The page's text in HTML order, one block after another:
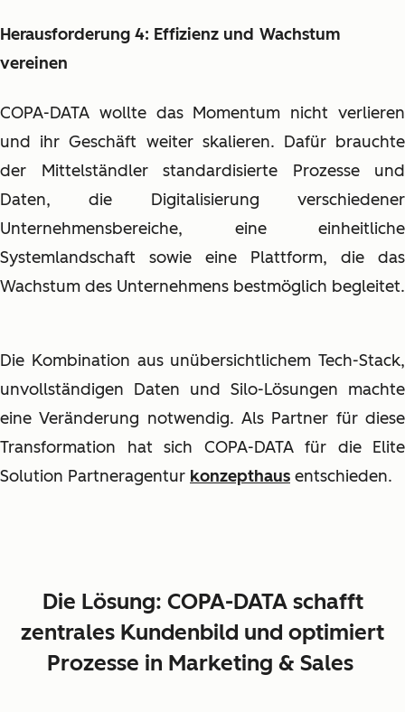
Herausforderung 4: Effizienz und Wachstum
vereinen
COPA-DATA wollte das Momentum nicht verlieren
und ihr Geschäft weiter skalieren. Dafür brauchte
der Mittelständler standardisierte Prozesse und
Daten, die Digitalisierung verschiedener
Unternehmensbereiche, eine einheitliche
Systemlandschaft sowie eine Plattform, die das
Wachstum des Unternehmens bestmöglich begleitet.
Die Kombination aus unübersichtlichem Tech-Stack,
unvollständigen Daten und Silo-Lösungen machte
eine Veränderung notwendig. Als Partner für diese
Transformation hat sich COPA-DATA für die Elite
Solution Partneragentur konzepthaus entschieden.
Die Lösung: COPA-DATA schafft
zentrales Kundenbild und optimiert
Prozesse in Marketing & Sales